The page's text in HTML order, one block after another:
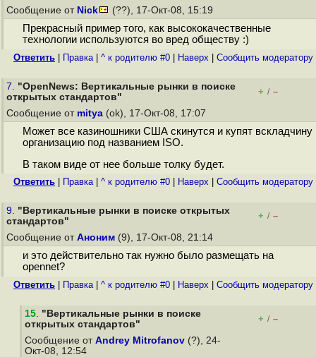
Сообщение от Nick (??), 17-Окт-08, 15:19
Прекрасный пример того, как высококачественные
технологии используются во вред обществу :)
Ответить Правка| ^ к родителю #0 Наверх Cообщить модератору
7. "OpenNews: Вертикальные рынки в поиске
открытых стандартов"
+ / –
Сообщение от mitya (ok), 17-Окт-08, 17:07
Может все казиношники США скинутся и купят вскладчину
организацию под названием ISO.
В таком виде от нее больше толку будет.
Ответить Правка| ^ к родителю #0 Наверх Cообщить модератору
9. "Вертикальные рынки в поиске открытых
стандартов"
+ / –
Сообщение от Аноним (9), 17-Окт-08, 21:14
и это действительно так нужно было размещать на
opennet?
Ответить Правка| ^ к родителю #0 Наверх Cообщить модератору
15. "Вертикальные рынки в поиске
открытых стандартов"
+ / –
Сообщение от Andrey Mitrofanov (?), 24-
Окт-08, 12:54